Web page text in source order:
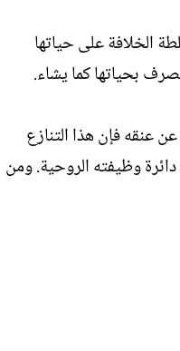
الخلافة على حياتها
بحياتها كما يشاء.
عنقه فإن هذا التنازع
وظيفته الروحية. ومن